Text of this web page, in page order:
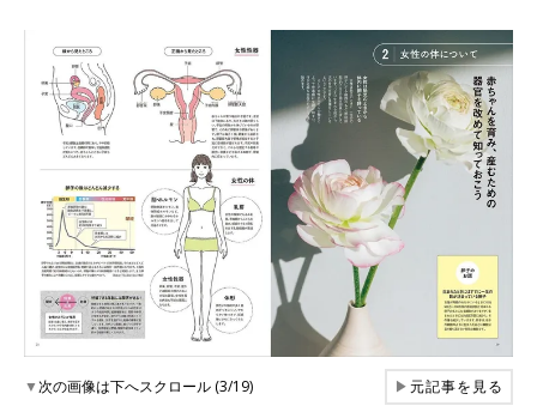
▼次の画像は下へスクロール (3/19) ▶元記事を見る